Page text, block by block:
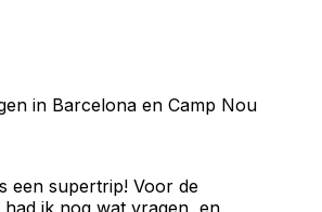
in Barcelona en Camp Nou
een supertrip! Voor de
had ik nog wat vragen, en